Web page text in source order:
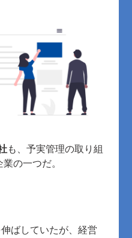
も、予実管理の取り組
の一つだ。
ばしていたが、経営